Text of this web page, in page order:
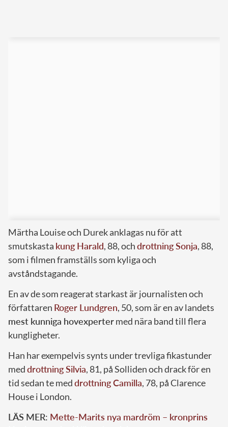
Märtha Louise och Durek anklagas nu för att
smutskasta kung Harald, 88, ochdrottning Sonja, 88,
som i filmen framställs som kyliga och
avståndstagande.
En av de som reagerat starkast är journalisten och
författaren Roger Lundgren, 50, som är en av landets
mest kunniga hovexpertermed nära band till flera
kungligheter.
Han har exempelvis synts under trevliga fikastunder
meddrottning Silvia, 81, på Solliden och drack för en
tid sedan te meddrottning Camilla, 78, på Clarence
House i London.
LÄS MER: Mette-Marits nya mardröm – kronprins